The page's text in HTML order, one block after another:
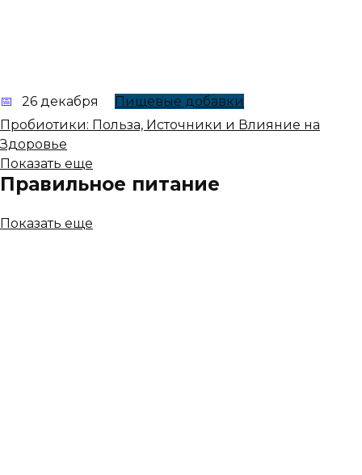
26 декабря
Пищевые добавки
Пробиотики: Польза, Источники и Влияние на
Здоровье
Показать еще
Правильное питание
Показать еще